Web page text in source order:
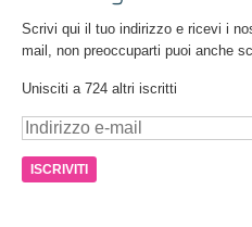
Scrivi qui il tuo indirizzo e ricevi i
mail, non preoccuparti puoi anche
Unisciti a 724 altri iscritti
Indirizzo
mail